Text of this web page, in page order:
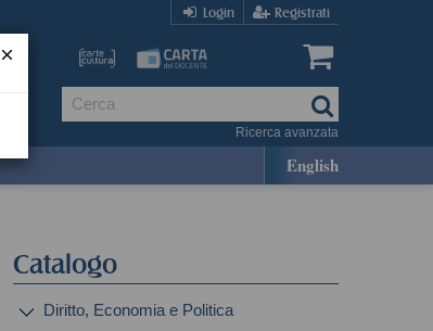
Login Registrati
Ricerca avanzata
English
Catalogo
Diritto, Economia e Politica